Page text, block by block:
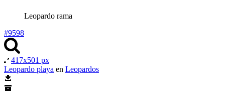
Leopardo rama
#9598
417x501 px
Leopardo playa en Leopardos